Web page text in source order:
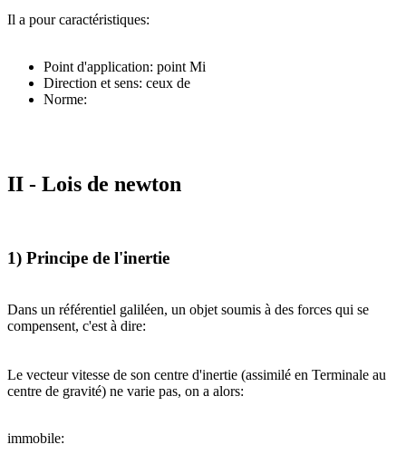
Il a pour caractéristiques:
Point d'application: point Mi
Direction et sens: ceux de
Norme:
II - Lois de newton
1) Principe de l'inertie
Dans un référentiel galiléen, un objet soumis à des forces qui se
compensent, c'est à dire:
Le vecteur vitesse de son centre d'inertie (assimilé en Terminale au
centre de gravité) ne varie pas, on a alors:
immobile: